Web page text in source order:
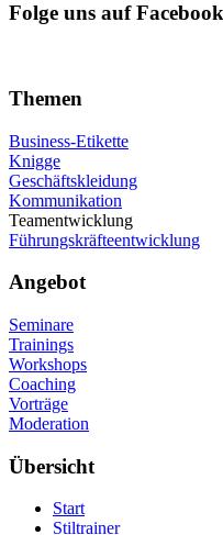
Folge uns auf Facebook
Themen
Business-Etikette
Knigge
Geschäftskleidung
Kommunikation
Teamentwicklung
Führungskräfteentwicklung
Angebot
Seminare
Trainings
Workshops
Coaching
Vorträge
Moderation
Übersicht
Start
Stiltrainer